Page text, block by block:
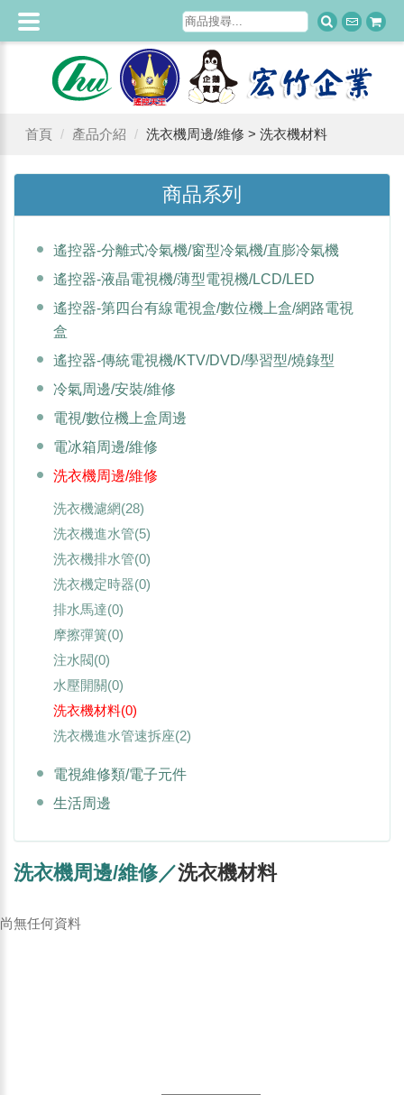
首頁 產品介紹 洗衣機周邊/維修 > 洗衣機材料
商品系列
遙控器-分離式冷氣機/窗型冷氣機/直膨冷氣機
遙控器-液晶電視機/薄型電視機/LCD/LED
遙控器-第四台有線電視盒/數位機上盒/網路電視
盒
遙控器-傳統電視機/KTV/DVD/學習型/燒錄型
冷氣周邊/安裝/維修
電視/數位機上盒周邊
電冰箱周邊/維修
洗衣機周邊/維修
洗衣機濾網(28)
洗衣機進水管(5)
洗衣機排水管(0)
洗衣機定時器(0)
排水馬達(0)
摩擦彈簧(0)
注水閥(0)
水壓開關(0)
洗衣機材料(0)
洗衣機進水管速拆座(2)
電視維修類/電子元件
生活周邊
洗衣機周邊/維修／洗衣機材料
尚無任何資料